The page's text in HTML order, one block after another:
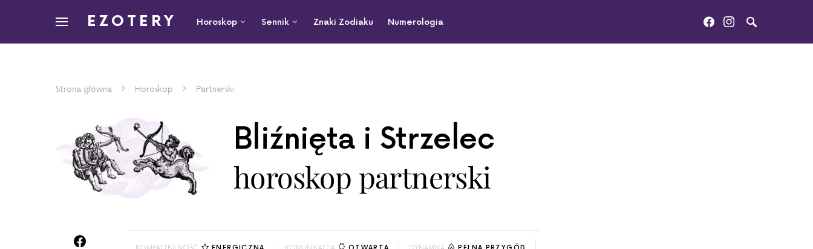
EZOTERY Horoskop Sennik Znaki Zodiaku Numerologia
Strona główna Horoskop Partnerski
Bliźnięta i Strzelec
horoskop partnerski